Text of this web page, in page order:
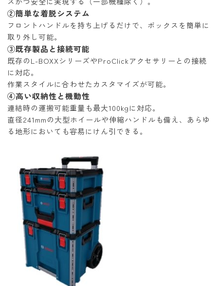
②簡単な着脱システム
フロントハンドルを持ち上げるだけで、ボックスを簡単に
取り外し可能。
③既存製品と接続可能
既存のL-BOXXシリーズやProClickアクセサリーとの接続
に対応。
作業スタイルに合わせたカスタマイズが可能。
④高い収納性と機動性
連結時の運搬可能重量も最大100kgに対応。
直径241mmの大型ホイールや伸縮ハンドルも備え、あらゆ
る地形においても容易にけん引できる。